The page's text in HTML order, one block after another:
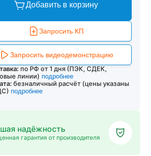
Добавить в корзину
Запросить КП
Запросить видеодемонстрацию
по РФ от 1 дня (ПЭК, СДЕК,
линии) подробнее
безналичный расчёт (цены указаны
подробнее
надёжность
гарантия от производителя